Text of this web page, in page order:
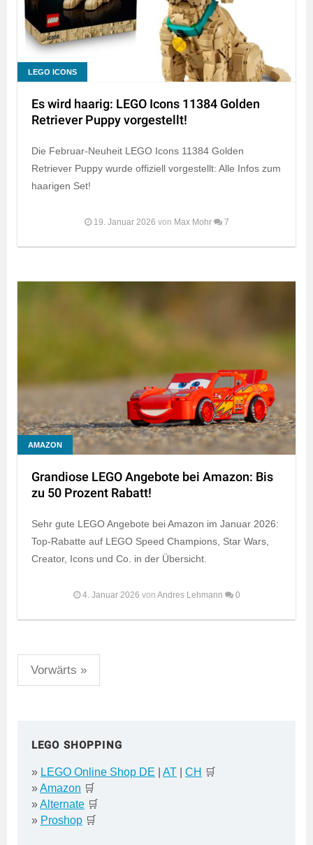
LEGO ICONS
Es wird haarig: LEGO Icons 11384 Golden
Retriever Puppy vorgestellt!
Die Februar-Neuheit LEGO Icons 11384 Golden
Retriever Puppy wurde offiziell vorgestellt: Alle Infos zum
haarigen Set!
19. Januar 2026 von Max Mohr 7
AMAZON
Grandiose LEGO Angebote bei Amazon: Bis
zu 50 Prozent Rabatt!
Sehr gute LEGO Angebote bei Amazon im Januar 2026:
Top-Rabatte auf LEGO Speed Champions, Star Wars,
Creator, Icons und Co. in der Übersicht.
4. Januar 2026 von Andres Lehmann 0
Seitennummerierung
der
Vorwärts »
LEGO SHOPPING
» LEGO Online Shop DE AT CH 🛒
»Amazon 🛒
»Alternate 🛒
» Proshop 🛒